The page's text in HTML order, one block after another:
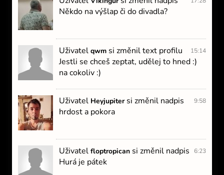
Někdo na výšlap či do divadla?
Uživatel qwm si změnil text profilu 15:14
Jestli se chceš zeptat, udělej to hned :)
na cokoliv :)
Uživatel Heyjupitersi změnil nadpis 9:58
hrdost a pokora
Uživatel floptropican si změnil nadpis 6:23
Hurá je pátek